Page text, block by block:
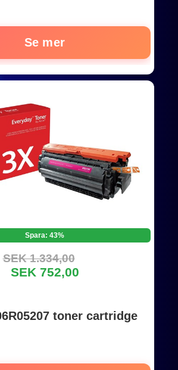
Se mer
Spara: 43%
SEK 1.334,00
SEK 752,00
toner cartridge